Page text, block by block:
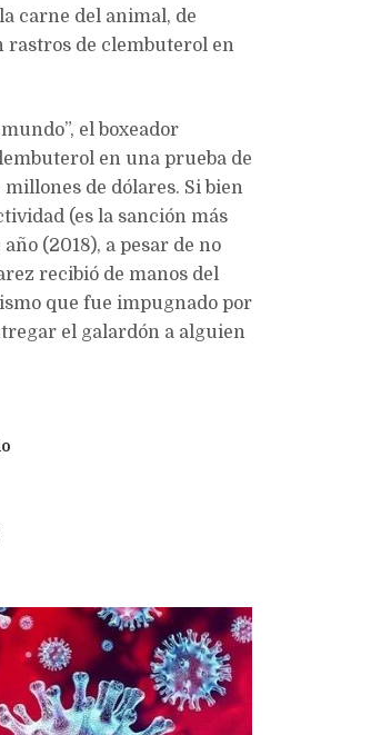
carne del animal, de
rastros de clembuterol en
el boxeador
en una prueba de
de dólares. Si bien
(es la sanción más
(2018), a pesar de no
recibió de manos del
que fue impugnado por
el galardón a alguien